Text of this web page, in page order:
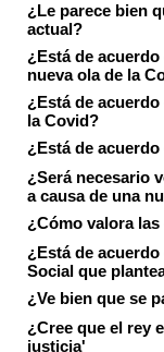
¿Le parece bien
actual?
¿Está de
nueva ola de la
¿Está de
la Covid?
¿Está de
¿Será necesario
a causa de una
¿Cómo valora
¿Está de
Social que
¿Ve bien que se
¿Cree que el rey
justicia'